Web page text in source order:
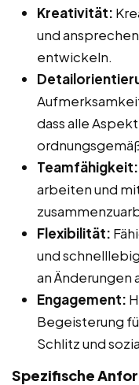
Kreativität:
und
entwickeln.
dass alle
Teamfähigkeit:
arbeiten und
Flexibilität:
und
an Änderungen
Engagement:
Begeisterung
Schlitz und
Spezifische